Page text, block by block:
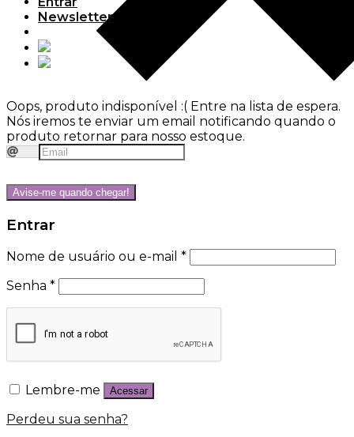
Newsletter
Oops, produto indisponível :( Entre na lista de espera.
Nós iremos te enviar um email notificando quando o
produto retornar para nosso estoque.
Avise-me quando chegar!
Entrar
Nome de usuário ou e-mail *
Senha *
Lembre-me Acessar
Perdeu sua senha?